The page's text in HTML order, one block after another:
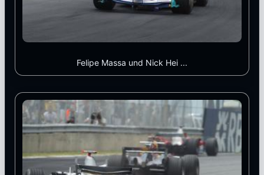
Felipe Massa und Nick Hei ...